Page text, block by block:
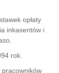
opłaty
inkasentów i
rok.